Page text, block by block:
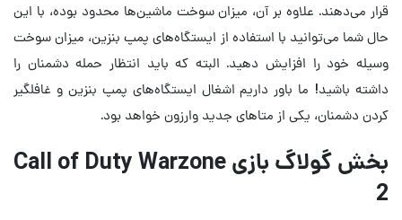
قرار می‌دهند. علاوه بر آن، میزان سوخت ماشین‌ها محدود بوده، با این
حال شما می‌توانید با استفاده از ایستگاه‌های پمپ بنزین، میزان سوخت
وسیله خود را افزایش دهید. البته که باید انتظار حمله دشمنان را
داشته باشید! ما باور داریم اشغال ایستگاه‌های پمپ بنزین و غافلگیر
کردن دشمنان، یکی از متاهای جدید وارزون خواهد بود.
بخش گولاگ بازی Call of Duty Warzone
2